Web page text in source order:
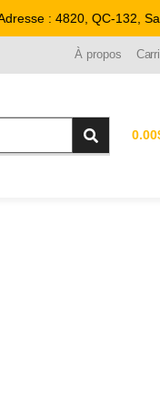
: 4820, QC-132,
À propos
0.00